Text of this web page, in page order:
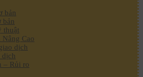
bản
bản
thuật
Nâng Cao
dịch
– Rủi ro